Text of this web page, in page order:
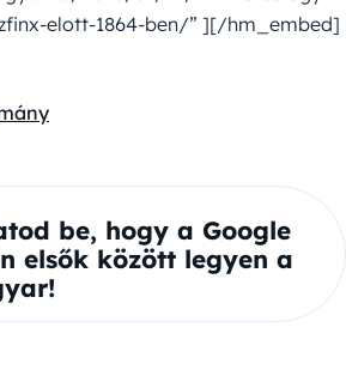
elott-1864-ben/” ][/hm_embed]
be, hogy a Google
elsők között legyen a